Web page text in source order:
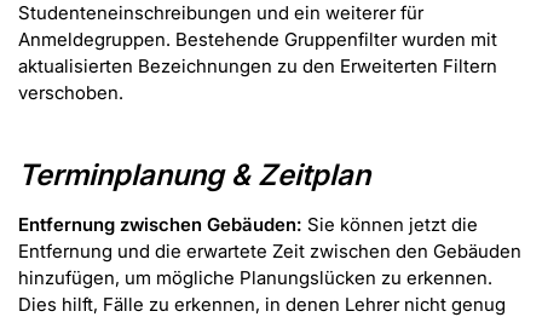
Studenteneinschreibungen und ein weiterer für
Anmeldegruppen. Bestehende Gruppenfilter wurden mit
aktualisierten Bezeichnungen zu den Erweiterten Filtern
verschoben.
Terminplanung & Zeitplan
Entfernung zwischen Gebäuden: Sie können jetzt die
Entfernung und die erwartete Zeit zwischen den Gebäuden
hinzufügen, um mögliche Planungslücken zu erkennen.
Dies hilft, Fälle zu erkennen, in denen Lehrer nicht genug